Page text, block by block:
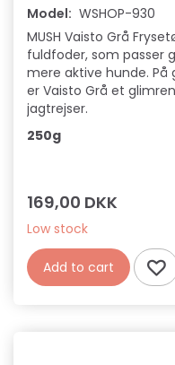
Model: WSHOP-930
MUSH Vaisto Grå
fuldfoder, som passer
mere aktive hunde. På
er Vaisto Grå et
jagtrejser.
250g
169,00 DKK
Low stock
Add to cart